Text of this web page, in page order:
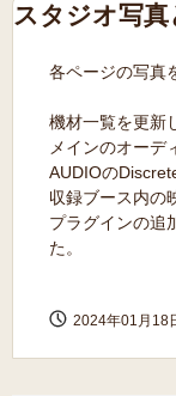
スタジオ写
各ページの写真
機材一覧を更新
メインのオーデ
AUDIOの
収録ブース内の
プラグインの追
た。
2024年01月18